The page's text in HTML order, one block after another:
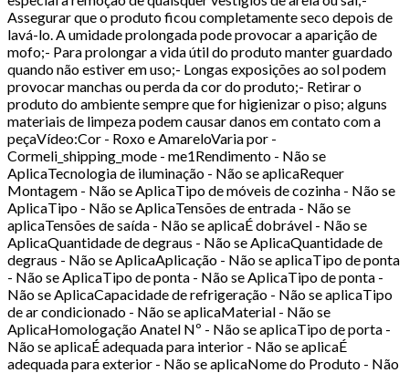
Assegurar que o produto ficou completamente seco depois de
lavá-lo. A umidade prolongada pode provocar a aparição de
mofo;- Para prolongar a vida útil do produto manter guardado
quando não estiver em uso;- Longas exposições ao sol podem
provocar manchas ou perda da cor do produto;- Retirar o
produto do ambiente sempre que for higienizar o piso; alguns
materiais de limpeza podem causar danos em contato com a
peçaVídeo:Cor - Roxo e AmareloVaria por -
Cormeli_shipping_mode - me1Rendimento - Não se
AplicaTecnologia de iluminação - Não se aplicaRequer
Montagem - Não se AplicaTipo de móveis de cozinha - Não se
AplicaTipo - Não se AplicaTensões de entrada - Não se
aplicaTensões de saída - Não se aplicaÉ dobrável - Não se
AplicaQuantidade de degraus - Não se AplicaQuantidade de
degraus - Não se AplicaAplicação - Não se aplicaTipo de ponta
- Não se AplicaTipo de ponta - Não se AplicaTipo de ponta -
Não se AplicaCapacidade de refrigeração - Não se aplicaTipo
de ar condicionado - Não se aplicaMaterial - Não se
AplicaHomologação Anatel Nº - Não se aplicaTipo de porta -
Não se aplicaÉ adequada para interior - Não se aplicaÉ
adequada para exterior - Não se aplicaNome do Produto - Não